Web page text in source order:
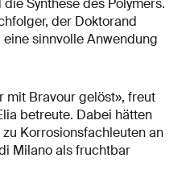
Synthese des Polymers.
der Doktorand
sinnvolle Anwendung
mit Bravour gelöst», freut
betreute. Dabei hätten
Korrosionsfachleuten an
Milano als fruchtbar